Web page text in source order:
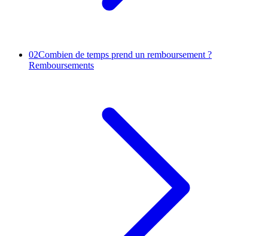
02Combien de temps prend un remboursement ?
Remboursements